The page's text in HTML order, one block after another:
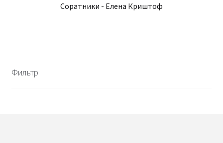
Соратники - Елена Криштоф
Фильтр